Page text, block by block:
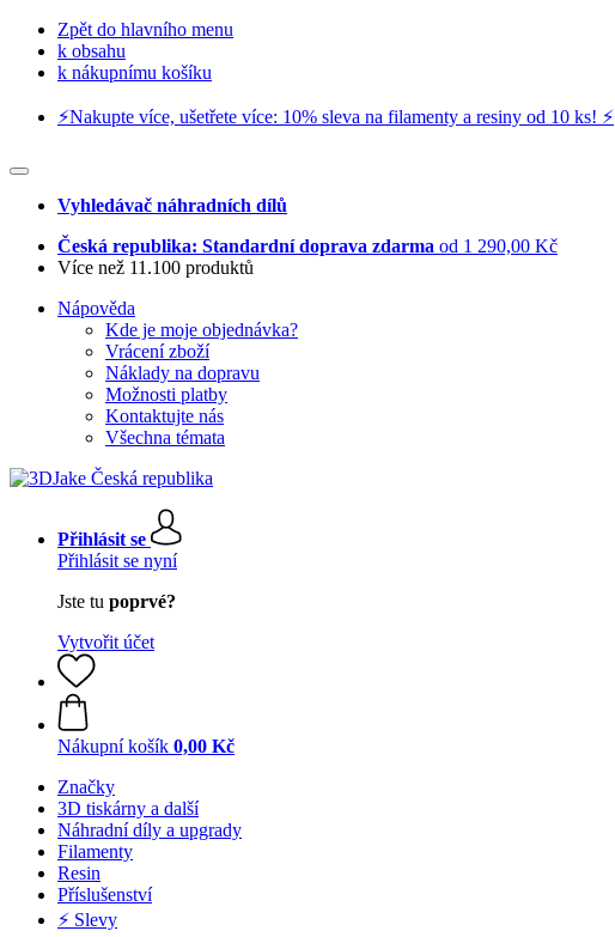
Zpět do hlavního menu
k obsahu
k nákupnímu košíku
⚡️Nakupte více, ušetřete více: 10% sleva na filamenty a resiny od 10 ks! ⚡️
Vyhledávač náhradních dílů
Česká republika: Standardní doprava zdarma od 1 290,00 Kč
Více než 11.100 produktů
Nápověda
Kde je moje objednávka?
Vrácení zboží
Náklady na dopravu
Možnosti platby
Kontaktujte nás
Všechna témata
Přihlásit se
Přihlásit se nyní
Jste tu poprvé?
Vytvořit účet
Nákupní košík 0,00 Kč
Značky
3D tiskárny a další
Náhradní díly a upgrady
Filamenty
Resin
Příslušenství
⚡ Slevy